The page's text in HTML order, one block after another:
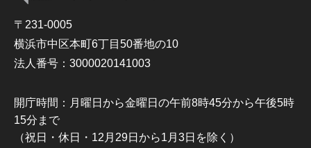
〒231-0005
横浜市中区本町6丁目50番地の10
法人番号：3000020141003
開庁時間：月曜日から金曜日の午前8時45分から午後5時
15分まで
（祝日・休日・12月29日から1月3日を除く）